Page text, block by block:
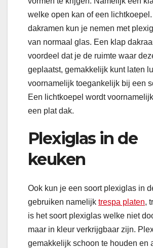
welke open kan of een
dakramen kun je nemen met
van normaal glas. Een klap
voordeel dat je de ruimte waar
geplaatst, gemakkelijk kunt laten
voornamelijk toegankelijk bij een
Een lichtkoepel wordt
een plat dak.
Plexiglas in de
keuken
Ook kun je een soort plexiglas in
gebruiken namelijk trespa platen,
is het soort plexiglas welke niet
maar in kleur verkrijgbaar zijn.
gemakkelijk schoon te houden en